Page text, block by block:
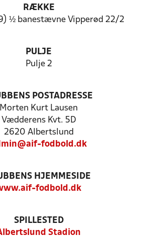
RÆKKE
½ banestævne Vipperød 22/2
PULJE
Pulje 2
POSTADRESSE
Morten Kurt Lausen
Vædderens Kvt. 5D
2620 Albertslund
fodbold.dk
HJEMMESIDE
fodbold.dk
SPILLESTED
Stadion